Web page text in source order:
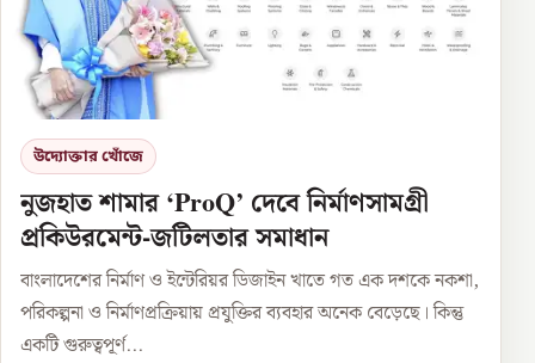
উদ্যোক্তার খোঁজে
নুজহাত শামার ‘ProQ’ দেবে নির্মাণসামগ্রী
প্রকিউরমেন্ট-জটিলতার সমাধান
বাংলাদেশের নির্মাণ ও ইন্টেরিয়র ডিজাইন খাতে গত এক দশকে নকশা,
পরিকল্পনা ও নির্মাণপ্রক্রিয়ায় প্রযুক্তির ব্যবহার অনেক বেড়েছে। কিন্তু
একটি গুরুত্বপূর্ণ...